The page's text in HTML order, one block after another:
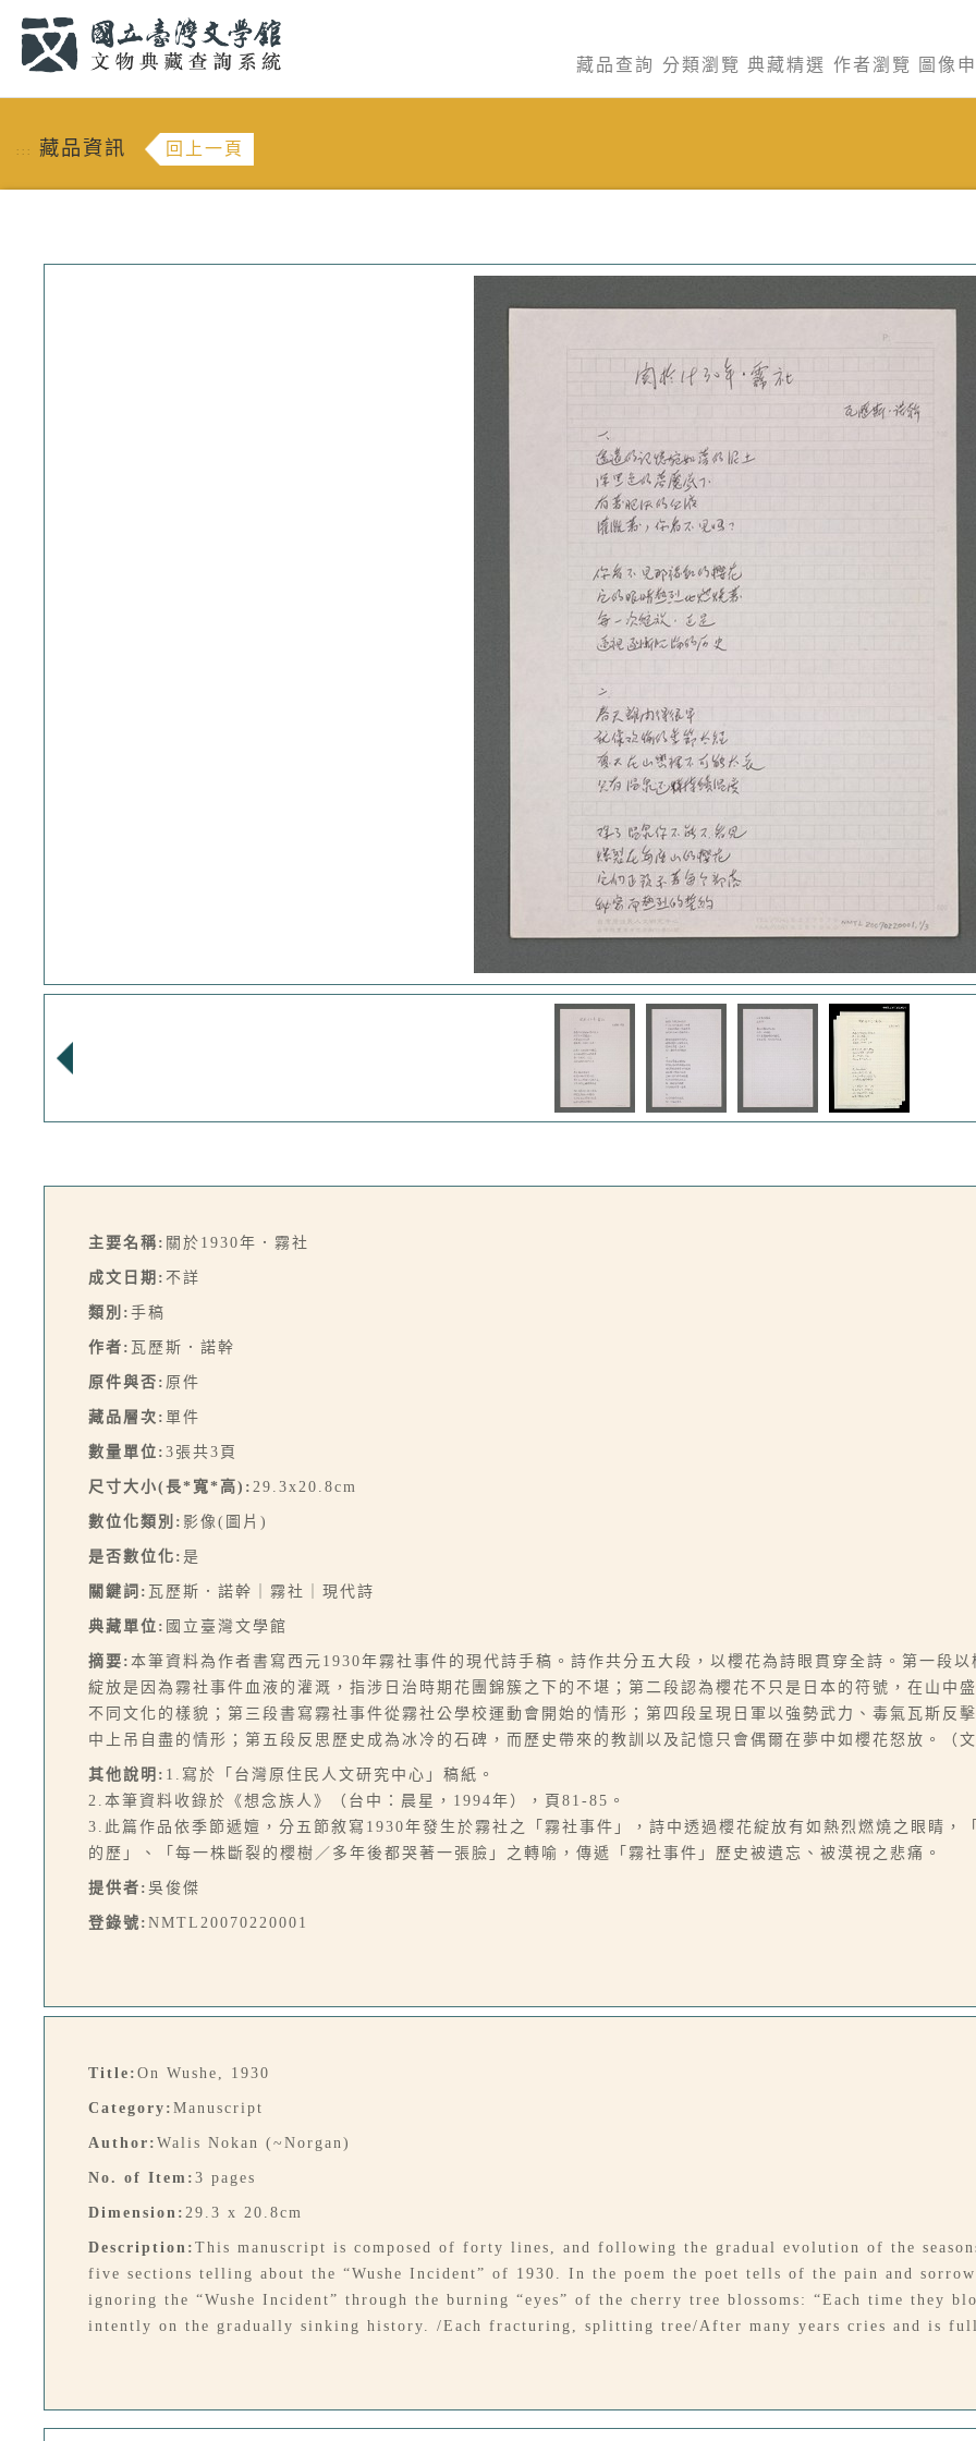
藏品查詢 分類瀏覽 典藏精選 作者瀏覽 圖像
::: 藏品資訊 回上一頁
主要名稱: 關於1930年．霧社
成文日期: 不詳
類別: 手稿
作者: 瓦歷斯．諾幹
原件與否: 原件
藏品層次: 單件
數量單位: 3張共3頁
尺寸大小(長*寬*高): 29.3x20.8cm
數位化類別: 影像(圖片)
是否數位化: 是
關鍵詞: 瓦歷斯．諾幹｜霧社｜現代詩
典藏單位: 國立臺灣文學館
摘要: 本筆資料為作者書寫西元1930年霧社事件的現代詩手稿。詩作共分五大段，以櫻花為詩眼貫穿全詩。第一段
綻放是因為霧社事件血液的灌溉，指涉日治時期花團錦簇之下的不堪；第二段認為櫻花不只是日本的符號，在山中
不同文化的樣貌；第三段書寫霧社事件從霧社公學校運動會開始的情形；第四段呈現日軍以強勢武力、毒氣瓦斯反
中上吊自盡的情形；第五段反思歷史成為冰冷的石碑，而歷史帶來的教訓以及記憶只會偶爾在夢中如櫻花怒放。（
其他說明: 1.寫於「台灣原住民人文研究中心」稿紙。
2.本筆資料收錄於《想念族人》（台中：晨星，1994年），頁81-85。
3.此篇作品依季節遞嬗，分五節敘寫1930年發生於霧社之「霧社事件」，詩中透過櫻花綻放有如熱烈燃燒之眼睛，
的歷」、「每一株斷裂的櫻樹／多年後都哭著一張臉」之轉喻，傳遞「霧社事件」歷史被遺忘、被漠視之悲痛。
提供者: 吳俊傑
登錄號: NMTL20070220001
Title: On Wushe, 1930
Category: Manuscript
Author: Walis Nokan (~Norgan)
No. of Item: 3 pages
Dimension: 29.3 x 20.8cm
Description: This manuscript is composed of forty lines, and following the gradual evolution of the
five sections telling about the “Wushe Incident” of 1930. In the poem the poet tells of the pain and
ignoring the “Wushe Incident” through the burning “eyes” of the cherry tree blossoms: “Each time they
intently on the gradually sinking history. /Each fracturing, splitting tree/After many years cries and is